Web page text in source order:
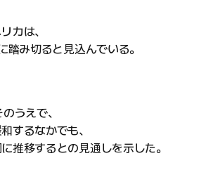
カは、
踏み切ると見込んでいる。
うえで、
するなかでも、
推移するとの見通しを示した。